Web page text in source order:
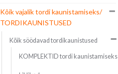
Kõik vajalik tordi kaunistamiseks/
TORDIKAUNISTUSED
Kõik söödavad tordikaunistused
KOMPLEKTID tordi kaunistamiseks